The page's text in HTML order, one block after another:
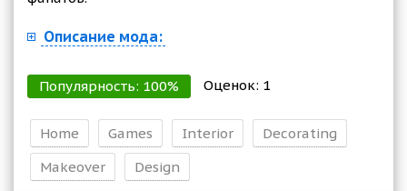
Описание мода:
Популярность: 100% Оценок: 1
Home Games Interior
Decorating
Makeover
Design